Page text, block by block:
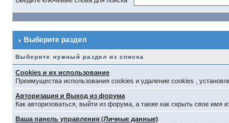
Выберите раздел
Выберите нужный раздел из списка
Cookies и их использование
Преимущества использования cookies и удаление cookies ,
Авторизация и Выход из форума
Как авторизоваться, выйти из форума, а также как скрыть свое имя
Ваша панель управления (Личные данные)